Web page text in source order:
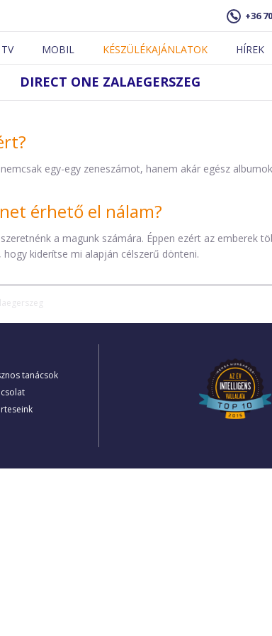
+36
TV MOBIL KÉSZÜLÉKAJÁNLATOK HÍREK
DIRECT ONE ZALAEGERSZEG
egy-egy zeneszámot, hanem akár egész
érhető el nálam?
a magunk számára. Éppen ezért az emberek
kiderítse mi alapján célszerű dönteni.
tanácsok